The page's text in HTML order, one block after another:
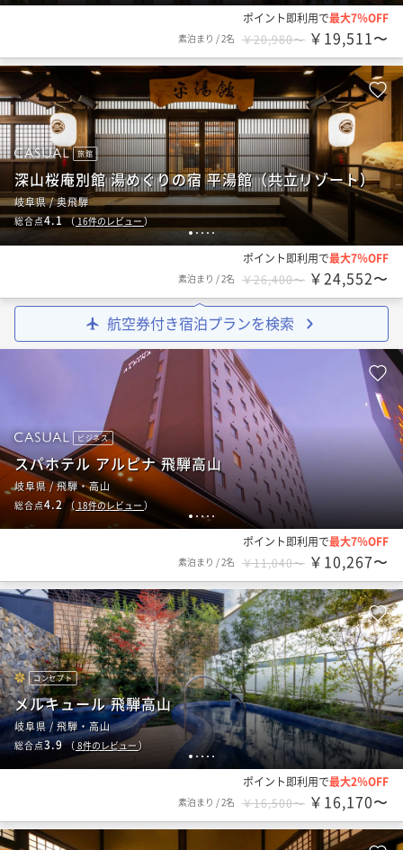
ポイント即利用で最大7％OFF
素泊まり /2名 ￥20,980〜 ￥19,511〜
12345
旅館
深山桜庵別館 湯めぐりの宿 平湯館（共立リゾート）
岐阜県 / 奥飛騨
総合点4.1（16件のレビュー）
ポイント即利用で最大7％OFF
素泊まり /2名 ￥26,400〜 ￥24,552〜
航空券付き宿泊プランを検索
12 345
ビジネス
スパホテル アルピナ 飛騨高山
岐阜県 / 飛騨・高山
総合点4.2（ 18件のレビュー ）
ポイント即利用で最大7％OFF
素泊まり /2名 ￥11,040〜 ￥10,267〜
1 2 3 4 5
コンセプト
メルキュール 飛騨高山
岐阜県 / 飛騨・高山
総合点3.9（ 8件のレビュー）
ポイント即利用で最大2％OFF
素泊まり /2名 ￥16,500〜 ￥16,170〜